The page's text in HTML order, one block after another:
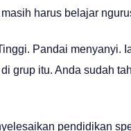
harus belajar
Pandai menyanyi.
grup itu. Anda sudah
pendidikan